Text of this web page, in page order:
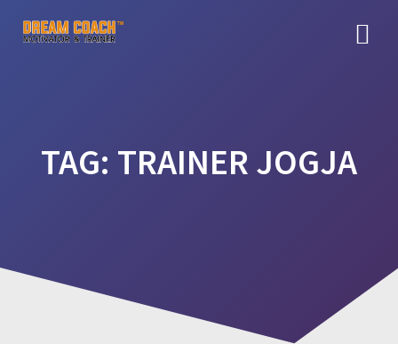
TAG: TRAINER JOGJA